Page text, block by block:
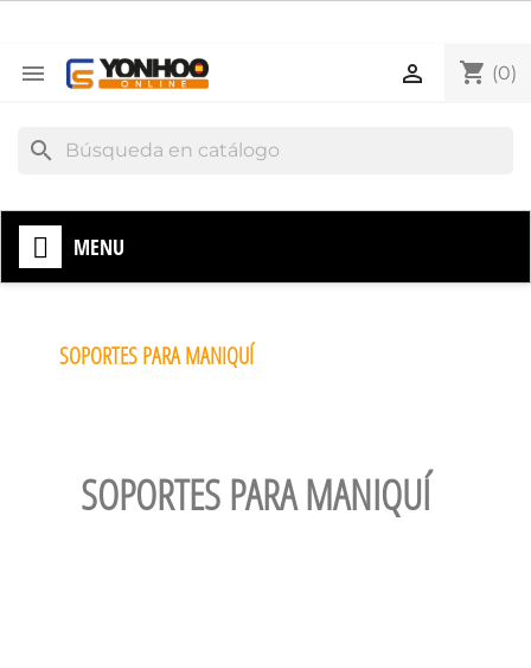
 shopping_cart (0)

search
MENU
SOPORTES PARA MANIQUÍ
SOPORTES PARA MANIQUÍ